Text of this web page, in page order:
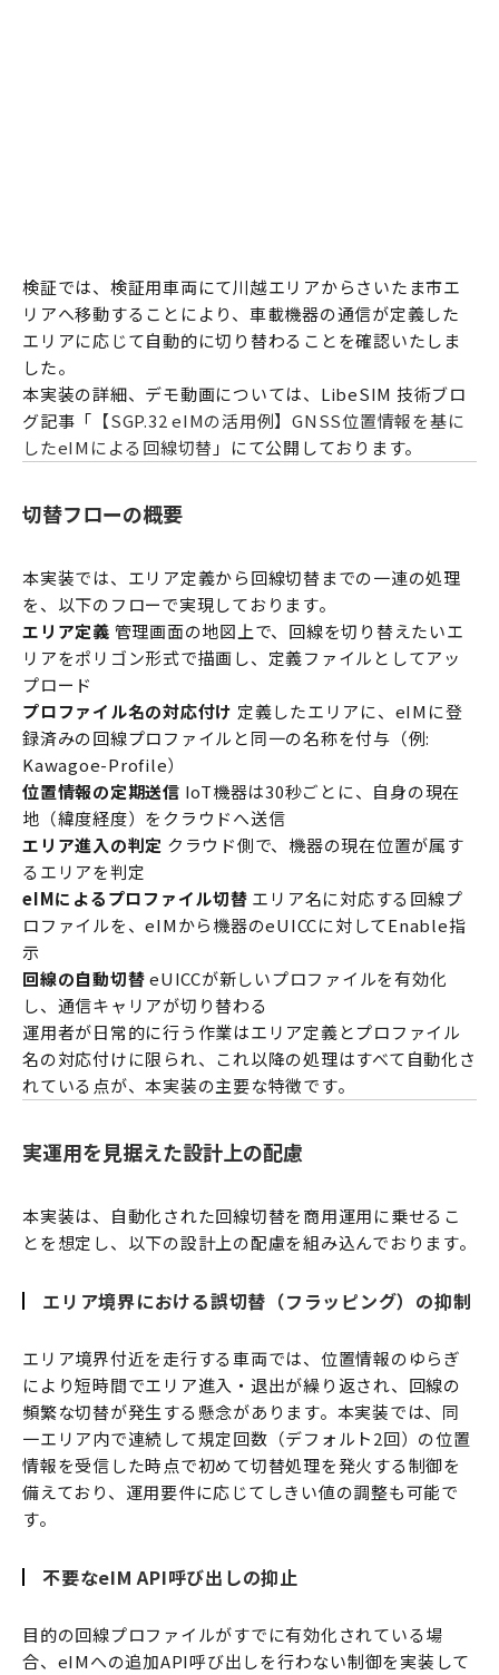
検証では、検証用車両にて川越エリアからさいたま市エ
リアへ移動することにより、車載機器の通信が定義した
エリアに応じて自動的に切り替わることを確認いたしま
した。
本実装の詳細、デモ動画については、LibeSIM 技術ブロ
グ記事「 【SGP.32 eIMの活用例】GNSS位置情報を基に
したeIMによる回線切替 」にて公開しております。
切替フローの概要
本実装では、エリア定義から回線切替までの一連の処理
を、以下のフローで実現しております。
エリア定義 管理画面の地図上で、回線を切り替えたいエ
リアをポリゴン形式で描画し、定義ファイルとしてアッ
プロード
プロファイル名の対応付け 定義したエリアに、eIMに登
録済みの回線プロファイルと同一の名称を付与（例:
Kawagoe-Profile）
位置情報の定期送信 IoT機器は30秒ごとに、自身の現在
地（緯度経度）をクラウドへ送信
エリア進入の判定 クラウド側で、機器の現在位置が属す
るエリアを判定
eIMによるプロファイル切替 エリア名に対応する回線プ
ロファイルを、eIMから機器のeUICCに対してEnable指
示
回線の自動切替eUICCが新しいプロファイルを有効化
し、通信キャリアが切り替わる
運用者が日常的に行う作業はエリア定義とプロファイル
名の対応付けに限られ、これ以降の処理はすべて自動化さ
れている点が、本実装の主要な特徴です。
実運用を見据えた設計上の配慮
本実装は、自動化された回線切替を商用運用に乗せるこ
とを想定し、以下の設計上の配慮を組み込んでおります。
エリア境界における誤切替（フラッピング）の抑制
エリア境界付近を走行する車両では、位置情報のゆらぎ
により短時間でエリア進入・退出が繰り返され、回線の
頻繁な切替が発生する懸念があります。本実装では、同
一エリア内で連続して規定回数（デフォルト2回）の位置
情報を受信した時点で初めて切替処理を発火する制御を
備えており、運用要件に応じてしきい値の調整も可能で
す。
不要なeIM API呼び出しの抑止
目的の回線プロファイルがすでに有効化されている場
合、eIMへの追加API呼び出しを行わない制御を実装して